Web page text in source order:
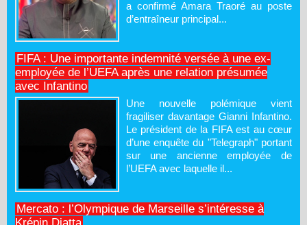
a confirmé Amara Traoré au poste
d’entraîneur principal...
FIFA : Une importante indemnité versée à une ex-
employée de l’UEFA après une relation présumée
avec Infantino
Une nouvelle polémique vient
fragiliser davantage Gianni Infantino.
Le président de la FIFA est au cœur
d’une enquête du "Telegraph" portant
sur une ancienne employée de
l’UEFA avec laquelle il...
Mercato : l’Olympique de Marseille s’intéresse à
Krépin Diatta